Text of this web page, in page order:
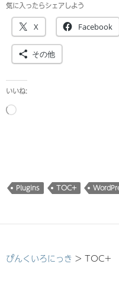
気に入ったらシェアしよう
X Facebook
その他
いいね:
読
Plugins TOC+
ぴんくいろにっき > TOC+